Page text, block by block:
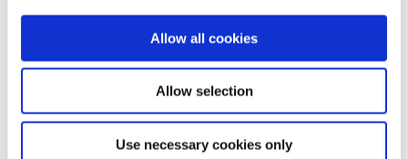
Allow all cookies
Allow selection
Use necessary cookies only
Sala de prensa Olivactive
Avda. del
Ochoa, 37,